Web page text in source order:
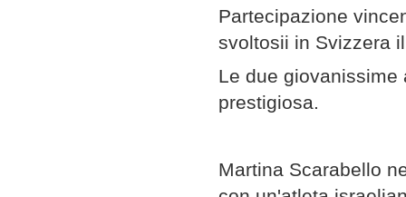
Partecipazione
svoltosii in Svizzera
Le due
prestigiosa.
Martina Scarabello